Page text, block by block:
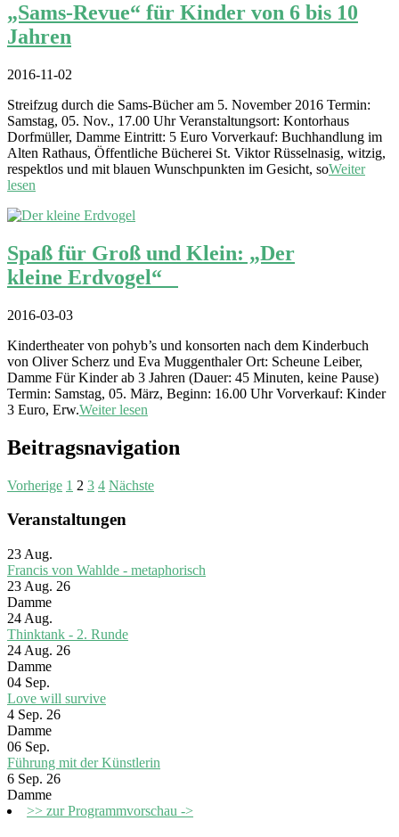
„Sams-Revue“ für Kinder von 6 bis 10
Jahren
2016-11-02
Streifzug durch die Sams-Bücher am 5. November 2016 Termin:
Samstag, 05. Nov., 17.00 Uhr Veranstaltungsort: Kontorhaus
Dorfmüller, Damme Eintritt: 5 Euro Vorverkauf: Buchhandlung im
Alten Rathaus, Öffentliche Bücherei St. Viktor Rüsselnasig, witzig,
respektlos und mit blauen Wunschpunkten im Gesicht, soWeiter
lesen
Spaß für Groß und Klein: „Der
kleine Erdvogel“
2016-03-03
Kindertheater von pohyb’s und konsorten nach dem Kinderbuch
von Oliver Scherz und Eva Muggenthaler Ort: Scheune Leiber,
Damme Für Kinder ab 3 Jahren (Dauer: 45 Minuten, keine Pause)
Termin: Samstag, 05. März, Beginn: 16.00 Uhr Vorverkauf: Kinder
3 Euro, Erw.Weiter lesen
Beitragsnavigation
Vorherige 1 2 3 4 Nächste
Veranstaltungen
23 Aug.
Francis von Wahlde - metaphorisch
23 Aug. 26
Damme
24 Aug.
Thinktank - 2. Runde
24 Aug. 26
Damme
04 Sep.
Love will survive
4 Sep. 26
Damme
06 Sep.
Führung mit der Künstlerin
6 Sep. 26
Damme
>> zur Programmvorschau ->